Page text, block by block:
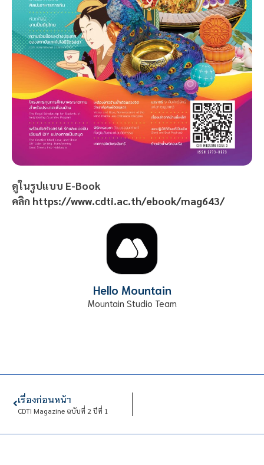
ดูในรูปแบบ E-Book
คลิก https://www.cdti.ac.th/ebook/mag643/
Hello Mountain
Mountain Studio Team
เรื่องก่อนหน้า
CDTI Magazine ฉบับที่ 2 ปีที่ 1